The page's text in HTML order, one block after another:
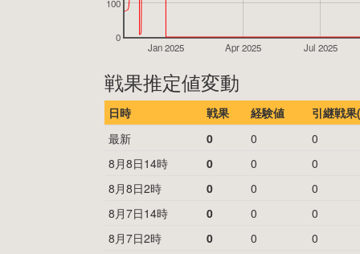
Jan 2025 Apr 2025 Jul 2025
0
100
戦果推定値変動
日時 戦果 経験値
引継戦
最新
0 0
0
8月8日14時
0 0
0
8月8日2時
0 0
0
8月7日14時
0 0
0
8月7日2時
0 0
0